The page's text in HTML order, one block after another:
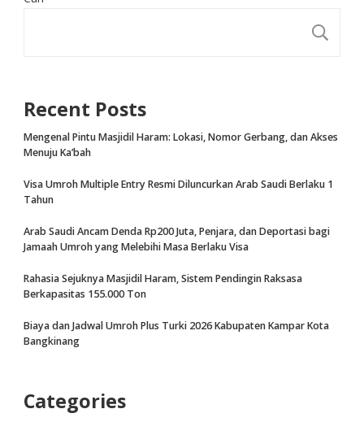
Recent Posts
Mengenal Pintu Masjidil Haram: Lokasi, Nomor Gerbang, dan Akses
Menuju Ka’bah
Visa Umroh Multiple Entry Resmi Diluncurkan Arab Saudi Berlaku 1
Tahun
Arab Saudi Ancam Denda Rp200 Juta, Penjara, dan Deportasi bagi
Jamaah Umroh yang Melebihi Masa Berlaku Visa
Rahasia Sejuknya Masjidil Haram, Sistem Pendingin Raksasa
Berkapasitas 155.000 Ton
Biaya dan Jadwal Umroh Plus Turki 2026 Kabupaten Kampar Kota
Bangkinang
Categories